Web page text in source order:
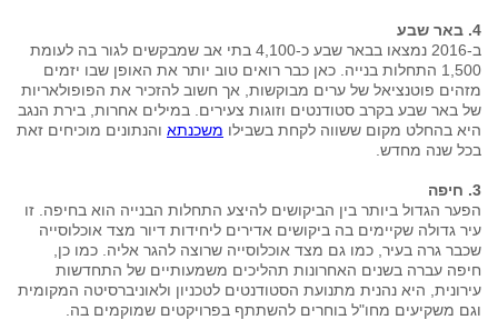
4. באר שבע
ב-2016 נמצאו בבאר שבע כ-4,100 בתי אב שמבקשים לגור בה לעומת
1,500 התחלות בנייה. כאן כבר רואים טוב יותר את האופן שבו יזמים
מזהים פוטנציאל של ערים מבוקשות, אך חשוב להזכיר את הפופולאריות
של באר שבע בקרב סטודנטים וזוגות צעירים. במילים אחרות, בירת הנגב
היא בהחלט מקום ששווה לקחת בשבילו משכנתא והנתונים מוכיחים זאת
בכל שנה מחדש.
3. חיפה
הפער הגדול ביותר בין הביקושים להיצע התחלות הבנייה הוא בחיפה. זו
עיר גדולה שקיימים בה ביקושים אדירים ליחידות דיור מצד אוכלוסייה
שכבר גרה בעיר, כמו גם מצד אוכלוסייה שרוצה להגר אליה. כמו כן,
חיפה עברה בשנים האחרונות תהליכים משמעותיים של התחדשות
עירונית, היא נהנית מתנועת הסטודנטים לטכניון ולאוניברסיטה המקומית
וגם משקיעים מחו"ל בוחרים להשתתף בפרויקטים שמוקמים בה.